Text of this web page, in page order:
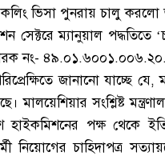
কলিং ভিসা পুনরায় চালু
সেক্টরে ম্যানুয়াল
স্মারক নং-
জানানো যাচ্ছে
মালয়েশিয়ার সংশ্লিষ্ট
পক্ষ থেকে
নিয়োগের চাহিদাপত্র